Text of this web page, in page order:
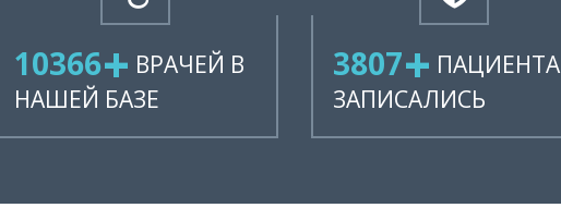
12122
ВРАЧЕЙ В
НАШЕЙ БАЗЕ
4452
ПАЦИЕНТА
ЗАПИСАЛИСЬ